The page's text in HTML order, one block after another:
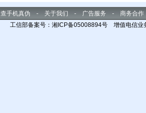
查手机真伪 - 关于我们 - 广告服务 - 商务合作
工信部备案号：湘ICP备05008894号 增值电信